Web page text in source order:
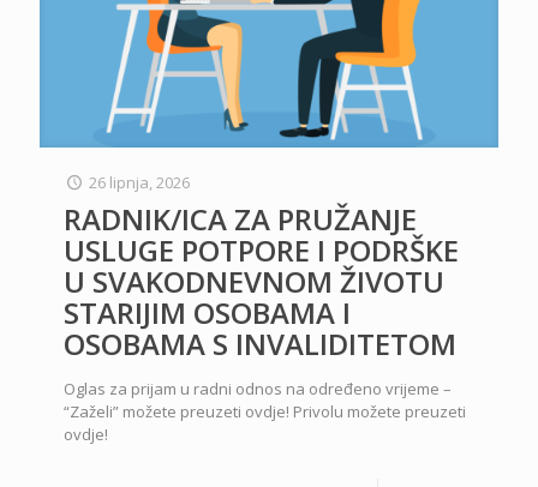
26 lipnja, 2026
RADNIK/ICA ZA PRUŽANJE
USLUGE POTPORE I PODRŠKE
U SVAKODNEVNOM ŽIVOTU
STARIJIM OSOBAMA I
OSOBAMA S INVALIDITETOM
Oglas za prijam u radni odnos na određeno vrijeme –
“Zaželi” možete preuzeti ovdje! Privolu možete preuzeti
ovdje!